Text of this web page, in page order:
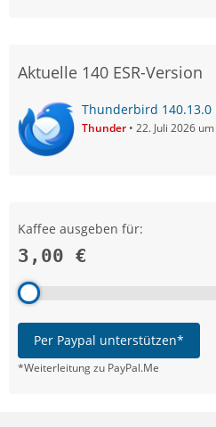
Aktuelle 140 ESR-Version
Thunderbird 140.13.0
Thunder 22. Juli 2026
Kaffee ausgeben für:
3,00 €
Per Paypal unterstützen*
*Weiterleitung zu PayPal.Me